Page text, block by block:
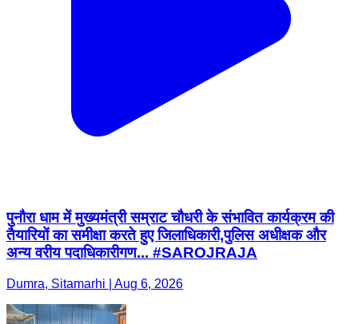
पुनौरा धाम में मुख्यमंत्री सम्राट चौधरी के संभावित कार्यक्रम की
तैयारियों का समीक्षा करते हुए जिलाधिकारी,पुलिस अधीक्षक और
अन्य वरीय पदाधिकारीगण... #SAROJRAJA
Dumra, Sitamarhi | Aug 6, 2026